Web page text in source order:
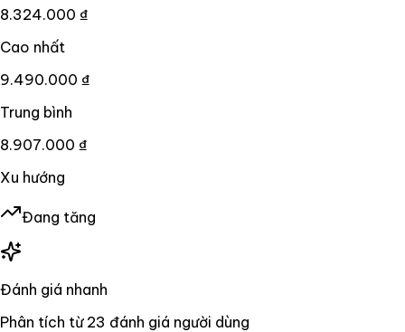
8.324.000 ₫
Cao nhất
9.490.000 ₫
Trung bình
8.907.000 ₫
Xu hướng
Đang tăng
Đánh giá nhanh
Phân tích từ 23 đánh giá người dùng